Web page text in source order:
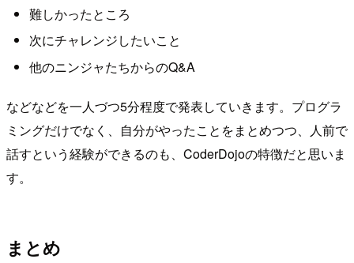
難しかったところ
次にチャレンジしたいこと
他のニンジャたちからのQ&A
などなどを一人づつ5分程度で発表していきます。プログラ
ミングだけでなく、自分がやったことをまとめつつ、人前で
話すという経験ができるのも、CoderDojoの特徴だと思いま
す。
まとめ